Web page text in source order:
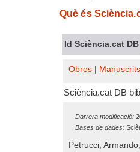
Què és
Id Sciència.cat DB
Obres Manuscrits
Sciència.cat DB
Darrera modificació:
Bases de dades:
Petrucci,